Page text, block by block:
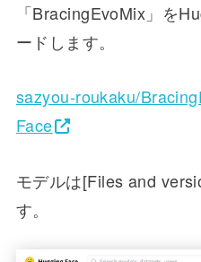
「BracingEvoMix」を
ードします。
sazyou-roukaku/
Face
モデルは[Files and
す。